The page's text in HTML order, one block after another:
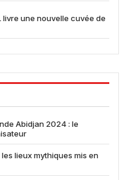
livre une nouvelle cuvée de
Abidjan 2024 : le
lieux mythiques mis en